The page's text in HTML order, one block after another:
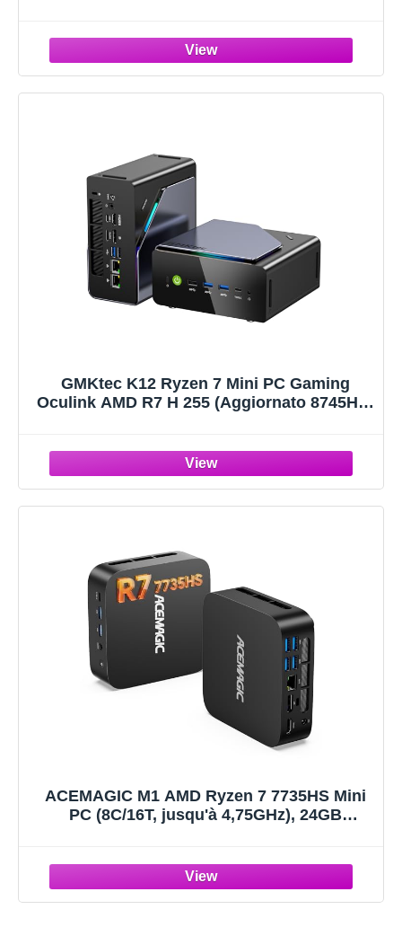
Pro per Gaming, Rendering 3D, Editing
Video
GMKtec K12 Ryzen 7 Mini PC Gaming
Oculink AMD R7 H 255 (Aggiornato 8745HS)
Archiviazione 3X M.2 2280, Dual NIC 2.5G,
HDMI 2.1, USB4
ACEMAGIC M1 AMD Ryzen 7 7735HS Mini
PC (8C/16T, jusqu'à 4,75GHz), 24GB
Display/WiFi 6/BT 5.2 Micro Gaming PC